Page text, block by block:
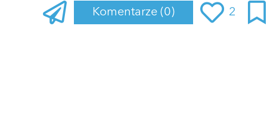
Komentarze (0) 2